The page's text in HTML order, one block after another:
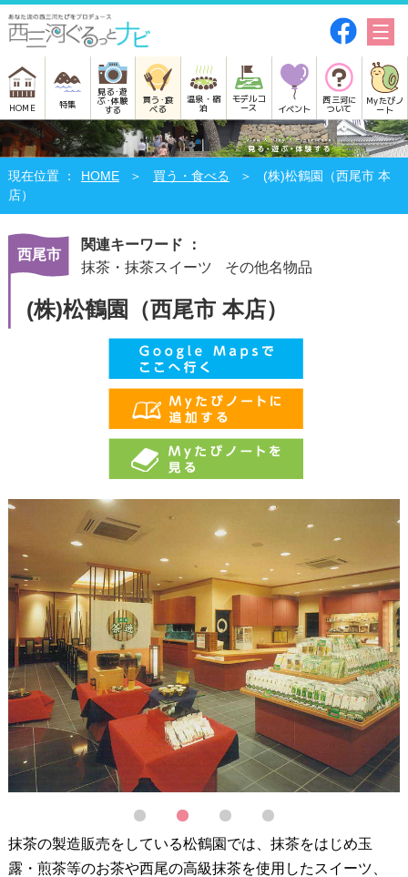
HOME 特集
見る･遊
ぶ･体験
する
買う･食
べる
温泉・宿
泊
モデルコ
ース イベント
西三河に
ついて
Myたびノ
ート
HOME 買う・食べる
(株)松鶴園（西尾市 本
店）
西尾市
関連キーワード ：
抹茶・抹茶スイーツ
その他名物品
(株)松鶴園（西尾市 本店）
2
抹茶の製造販売をしている松鶴園では、抹茶をはじめ玉
露・煎茶等のお茶や西尾の高級抹茶を使用したスイーツ、